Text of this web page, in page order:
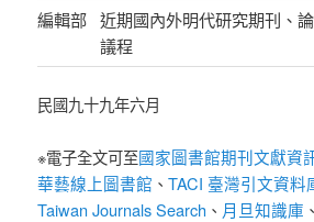
編輯部 近期國內外明代研究期刊、
議程
民國九十九年六月
※電子全文可至國家圖書館期刊文獻資
華藝線上圖書館 、TACI 臺灣引文資料
Taiwan Journals Search 、 月旦知識庫 、